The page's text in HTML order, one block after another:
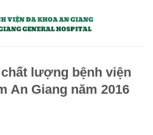
lượng bệnh viện
An Giang năm 2016